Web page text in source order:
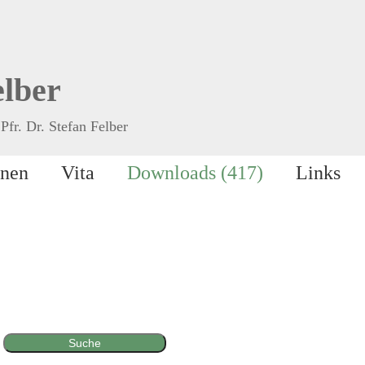
Dr. Stefan Felber
Vita Downloads (417) Links